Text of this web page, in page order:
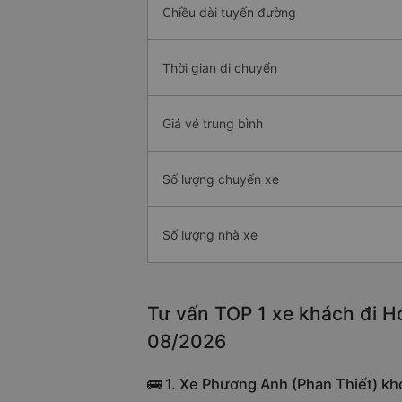
Chiều dài tuyến đường
Thời gian di chuyển
Giá vé trung bình
Số lượng chuyến xe
Số lượng nhà xe
Tư vấn TOP 1 xe khách đi
08/2026
🚌 1. Xe Phương Anh (Phan Thiết)